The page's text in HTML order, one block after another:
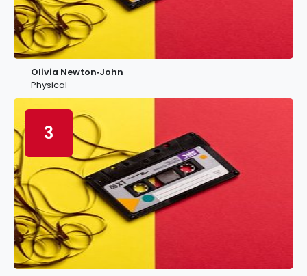
Olivia Newton‐John
Physical
3